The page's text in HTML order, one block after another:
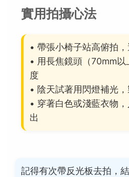
實用拍攝心法
• 帶張小椅子站高俯拍
• 用長焦鏡頭（70mm
度
• 陰天試著用閃燈補光
• 穿著白色或淺藍衣物
出
記得有次帶反光板去拍，